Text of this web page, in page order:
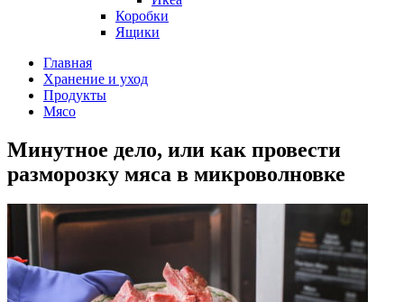
Коробки
Ящики
Главная
Хранение и уход
Продукты
Мясо
Минутное дело, или как провести
разморозку мяса в микроволновке